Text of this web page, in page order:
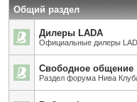
Общий раздел
Дилеры LADA
Официальные дилеры
Свободное общение
Раздел форума Нива